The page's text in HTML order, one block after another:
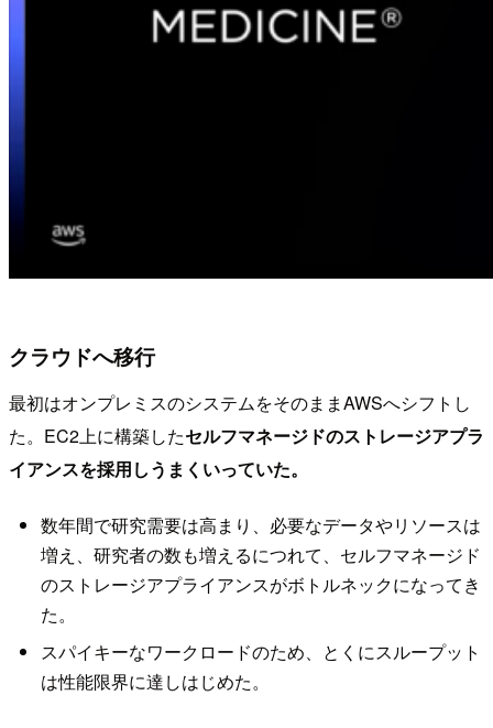
クラウドへ移行
最初はオンプレミスのシステムをそのままAWSへシフトし
た。EC2上に構築したセルフマネージドのストレージアプラ
イアンスを採用しうまくいっていた。
数年間で研究需要は高まり、必要なデータやリソースは
増え、研究者の数も増えるにつれて、セルフマネージド
のストレージアプライアンスがボトルネックになってき
た。
スパイキーなワークロードのため、とくにスループット
は性能限界に達しはじめた。